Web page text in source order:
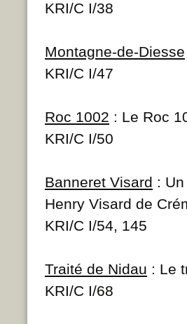
KRI/C I/38
Montagne-de-Diesse
KRI/C I/47
Roc 1002 : Le Roc
KRI/C I/50
Banneret Visard :
Henry Visard de
KRI/C I/54, 145
Traité de Nidau : Le
KRI/C I/68